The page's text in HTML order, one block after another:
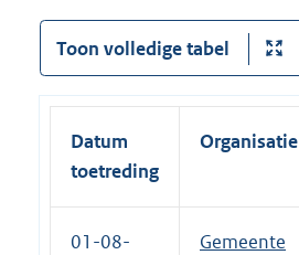
Toon volledige tabel
Datum
toetreding
Organisatie
01-08-
Gemeente